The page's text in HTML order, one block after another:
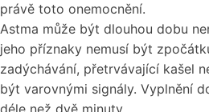
právě toto onemocnění.
Astma může být dlouhou dobu
jeho příznaky nemusí být
zadýchávání, přetrvávající kašel
být varovnými signály. Vyplnění
déle než dvě minuty.